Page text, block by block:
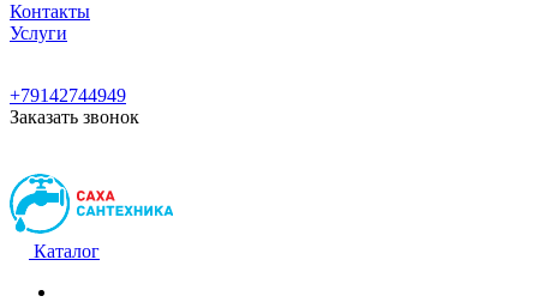
Контакты
Услуги
+79142744949
Заказать звонок
Каталог